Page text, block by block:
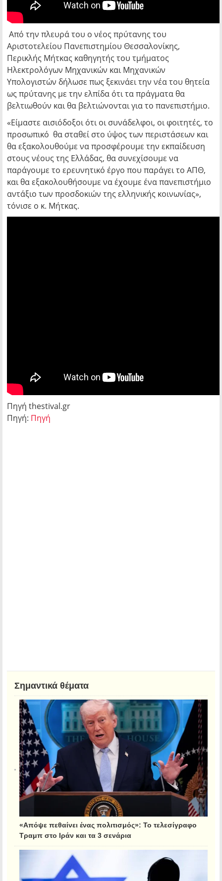
Από την πλευρά του ο νέος πρύτανης του
Αριστοτελείου Πανεπιστημίου Θεσσαλονίκης,
Περικλής Μήτκας καθηγητής του τμήματος
Ηλεκτρολόγων Μηχανικών και Μηχανικών
Υπολογιστών δήλωσε πως ξεκινάει την νέα του θητεία
ως πρύτανης με την ελπίδα ότι τα πράγματα θα
βελτιωθούν και θα βελτιώνονται για το πανεπιστήμιο.
«Είμαστε αισιόδοξοι ότι οι συνάδελφοι, οι φοιτητές, το
προσωπικό θα σταθεί στο ύψος των περιστάσεων και
θα εξακολουθούμε να προσφέρουμε την εκπαίδευση
στους νέους της Ελλάδας, θα συνεχίσουμε να
παράγουμε το ερευνητικό έργο που παράγει το ΑΠΘ,
και θα εξακολουθήσουμε να έχουμε ένα πανεπιστήμιο
αντάξιο των προσδοκιών της ελληνικής κοινωνίας»,
τόνισε ο κ. Μήτκας.
Πηγή thestival.gr
Πηγή: Πηγή
Σημαντικά θέματα
«Απόψε πεθαίνει ένας πολιτισμός»: Το τελεσίγραφο
Τραμπ στο Ιράν και τα 3 σενάρια